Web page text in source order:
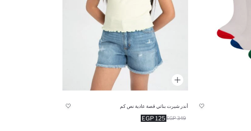
أندر شيرت بناتي قصة عادية نص كم
125 EGP 349 EGP